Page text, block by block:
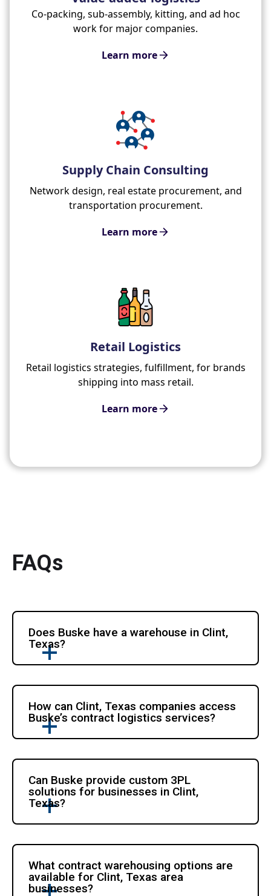
Co-packing, sub-assembly, kitting, and ad hoc
work for major companies.
Learn more
Supply Chain Consulting
Network design, real estate procurement, and
transportation procurement.
Learn more
Retail Logistics
Retail logistics strategies, fulfillment, for brands
shipping into mass retail.
Learn more
FAQs
Does Buske have a warehouse in Clint,
Texas?
How can Clint, Texas companies access
Buske’s contract logistics services?
Can Buske provide custom 3PL
solutions for businesses in Clint,
Texas?
What contract warehousing options are
available for Clint, Texas area
businesses?